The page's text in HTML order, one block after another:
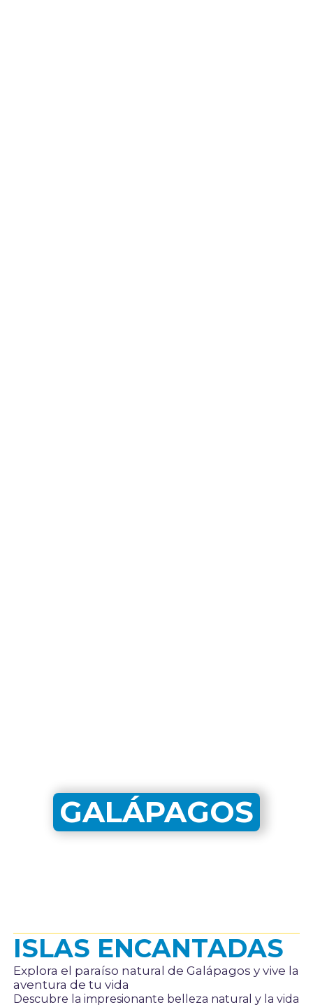
GALÁPAGOS
ISLAS ENCANTADAS
Explora el paraíso natural de Galápagos y vive la
aventura de tu vida
Descubre la impresionante belleza natural y la vida